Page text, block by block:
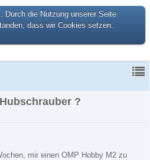
Durch die Nutzung unserer Seite
dass wir Cookies setzen.
?
mir einen OMP Hobby M2 zu